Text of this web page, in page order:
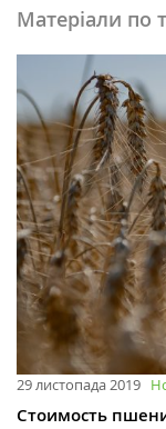
Матеріали по
29 листопада 2019
Стоимость